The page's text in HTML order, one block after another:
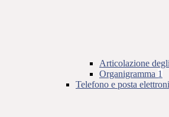
Articolazione
Organigramma 1
Telefono e posta